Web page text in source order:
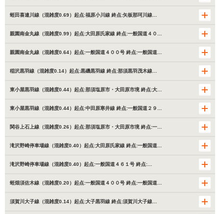
蛭田喜連川線（混雑度0.69）起点:福原小川線 終点:矢板那珂川線…
親園南金丸線（混雑度0.99）起点:大田原氏家線 終点:一般国道４０…
親園南金丸線（混雑度0.64）起点:一般国道４００号 終点:一般国道…
稲沢黒羽線（混雑度0.14）起点:黒磯黒羽線 終点:那須黒羽茂木線…
東小屋黒羽線（混雑度0.44）起点:那須塩原市・大田原市境 終点:大…
東小屋黒羽線（混雑度0.44）起点:中田原寒井線 終点:一般国道２９…
関谷上石上線（混雑度0.26）起点:那須塩原市・大田原市境 終点:一…
滝沢野崎停車場線（混雑度0.40）起点:大田原氏家線 終点:一般国道…
滝沢野崎停車場線（混雑度0.40）起点:一般国道４６１号 終点:…
蛭畑須佐木線（混雑度0.20）起点:一般国道４００号 終点:一般国道…
須賀川大子線（混雑度0.14）起点:大子黒羽線 終点:須賀川大子線…